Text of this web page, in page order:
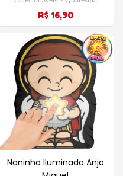
R$ 16,90
Naninha Iluminada Anjo